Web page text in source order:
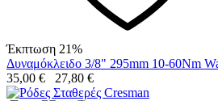
Έκπτωση 21%
Δυναμόκλειδο 3/8" 295mm 10-60Nm
35,00 € 27,80 €